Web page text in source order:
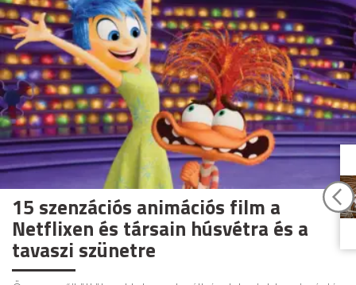
15 szenzációs animációs film a
Netflixen és társain húsvétra és a
tavaszi szünetre